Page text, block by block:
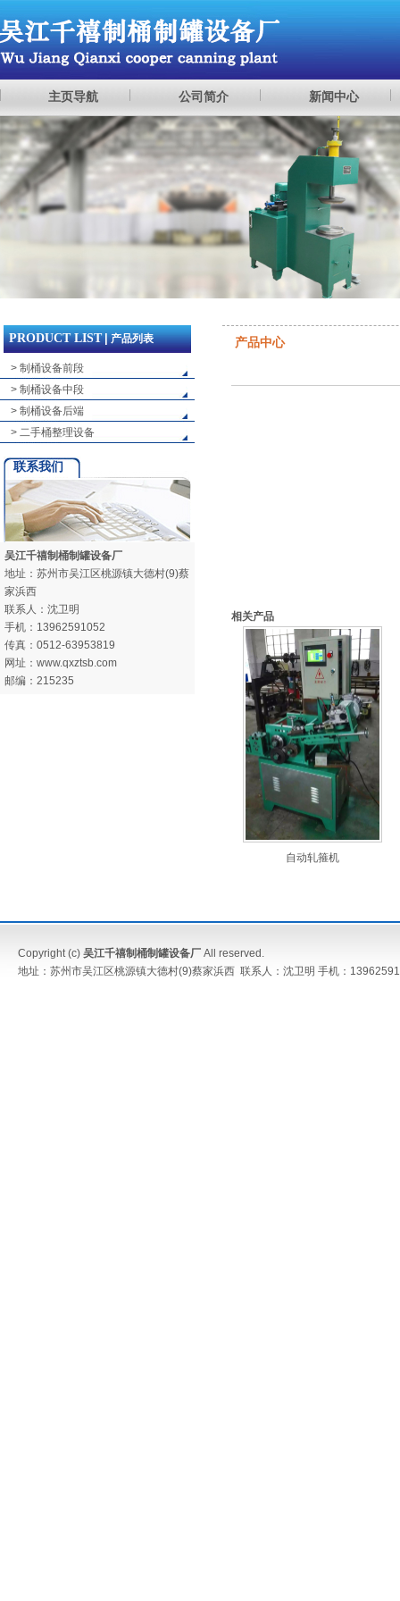
主页导航 公司简介 新闻中心
PRODUCT LIST | 产品列表
> 制桶设备前段
> 制桶设备中段
> 制桶设备后端
> 二手桶整理设备
联系我们
吴江千禧制桶制罐设备厂
地址：苏州市吴江区桃源镇大德村(9)蔡
家浜西
联系人：沈卫明
手机：13962591052
传真：0512-63953819
网址：www.qxztsb.com
邮编：215235
产品中心
相关产品
自动轧箍机
Copyright (c) 吴江千禧制桶制罐设备厂 All reserved.
地址：苏州市吴江区桃源镇大德村(9)蔡家浜西 联系人：沈卫明 手机：